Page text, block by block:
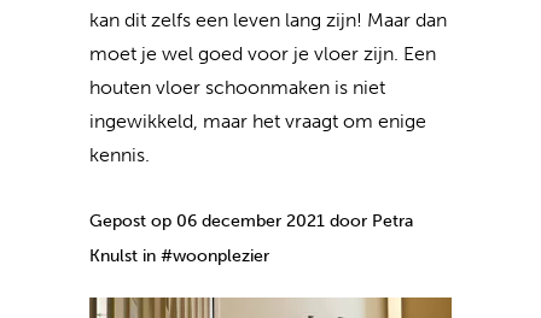
kan dit zelfs een leven lang zijn! Maar dan
moet je wel goed voor je vloer zijn. Een
houten vloer schoonmaken is niet
ingewikkeld, maar het vraagt om enige
kennis.
Gepost op 06 december 2021 door Petra
Knulst in #woonplezier